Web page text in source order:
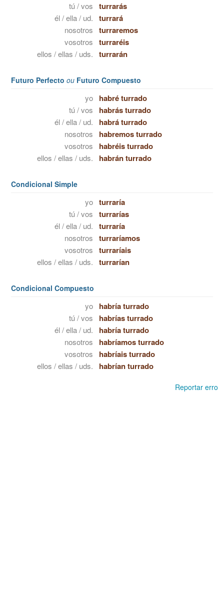
tú / vos turrarás
él / ella / ud. turrará
nosotros turraremos
vosotros turraréis
ellos / ellas / uds. turrarán
Futuro Perfecto ou Futuro Compuesto
yo habré turrado
tú / vos habrás turrado
él / ella / ud. habrá turrado
nosotros habremos turrado
vosotros habréis turrado
ellos / ellas / uds. habrán turrado
Condicional Simple
yo turraría
tú / vos turrarías
él / ella / ud. turraría
nosotros turraríamos
vosotros turraríais
ellos / ellas / uds. turrarían
Condicional Compuesto
yo habría turrado
tú / vos habrías turrado
él / ella / ud. habría turrado
nosotros habríamos turrado
vosotros habríais turrado
ellos / ellas / uds. habrían turrado
Reportar erro